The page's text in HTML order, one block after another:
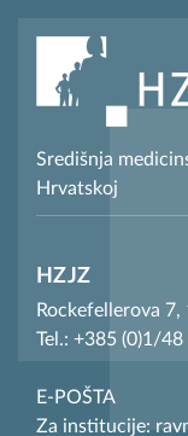
Središnja
Hrvatskoj
HZJZ
Rockefellerova
Tel.: +385 (0)1/
E-POŠTA
Za institucije: